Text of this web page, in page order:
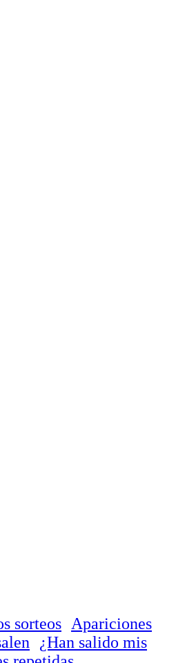
sorteos
Apariciones
¿Han salido mis